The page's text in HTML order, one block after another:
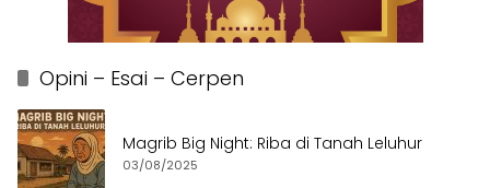
Opini – Esai – Cerpen
Magrib Big Night: Riba di Tanah Leluhur
03/08/2025